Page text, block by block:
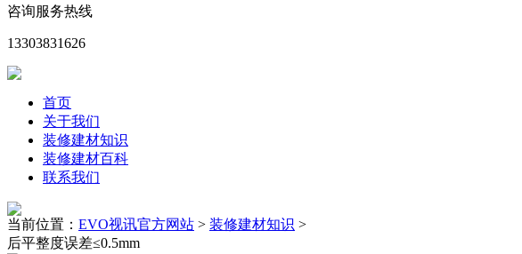
咨询服务热线
13303831626
首页
关于我们
装修建材知识
装修建材百科
联系我们
当前位置： EVO视讯官方网站 > 装修建材知识 >
后平整度误差≤0.5mm